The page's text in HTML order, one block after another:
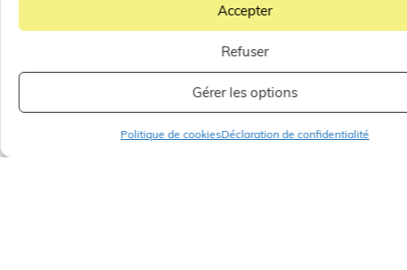
Accepter
Refuser
Gérer les options
Politique de cookiesDéclaration de confidentialité